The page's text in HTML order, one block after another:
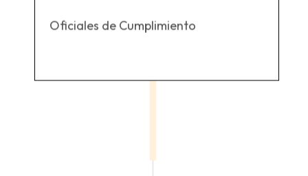
Oficiales de Cumplimiento